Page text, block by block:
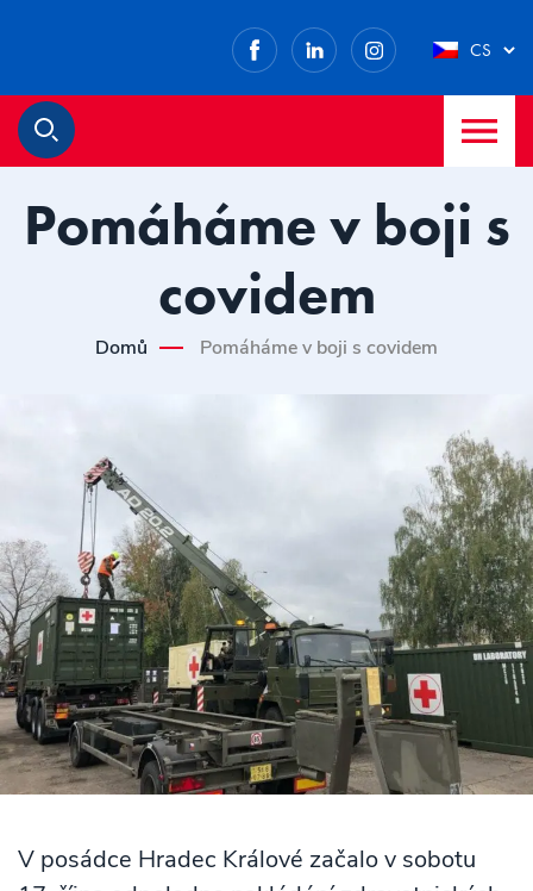
Facebook
LinkedInInstagram
CS
Pomáháme v boji s
covidem
Domů Pomáháme v boji s covidem
V posádce Hradec Králové začalo v sobotu